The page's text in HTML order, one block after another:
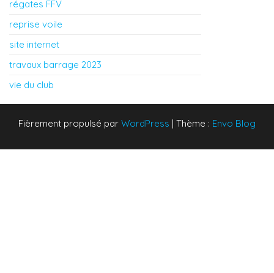
régates FFV
reprise voile
site internet
travaux barrage 2023
vie du club
Fièrement propulsé par WordPress | Thème : Envo Blog